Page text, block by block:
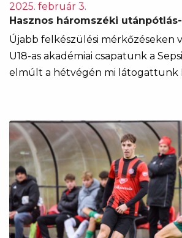
2025. február 3.
Hasznos háromszéki
Újabb felkészülési mérkőzéseken
U18-as akadémiai csapatunk a
elmúlt a hétvégén mi látogattunk